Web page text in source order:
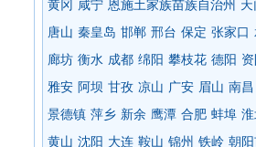
黄冈
咸宁 恩施土家族苗族自治州 天
唐山 秦皇岛 邯郸 邢台 保定 张家口
廊坊 衡水 成都 绵阳 攀枝花 德阳 资
雅安 阿坝 甘孜 凉山 广安 眉山 南昌
景德镇 萍乡 新余 鹰潭 合肥 蚌埠
黄山 沈阳 大连 鞍山 锦州 铁岭 朝